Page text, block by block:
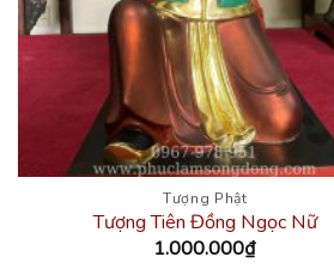
Tượng Phật
Tượng Tiên Đồng Ngọc Nữ
1.000.000₫